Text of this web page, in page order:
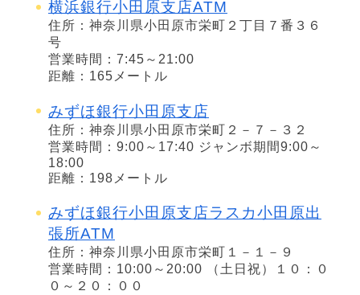
横浜銀行小田原支店ATM
住所：神奈川県小田原市栄町２丁目７番３６
号
営業時間：7:45～21:00
距離：165メートル
みずほ銀行小田原支店
住所：神奈川県小田原市栄町２－７－３２
営業時間：9:00～17:40 ジャンボ期間9:00～
18:00
距離：198メートル
みずほ銀行小田原支店ラスカ小田原出
張所ATM
住所：神奈川県小田原市栄町１－１－９
営業時間：10:00～20:00 （土日祝）１０：０
０～２０：００